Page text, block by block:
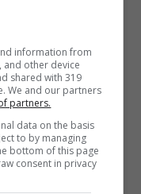
SUBITO
+ fino a 50€ di
+ fino a 50€ di
information from
and other device
shared with 319
We and our partners
partners.
data on the basis
to by managing
bottom of this page
consent in privacy